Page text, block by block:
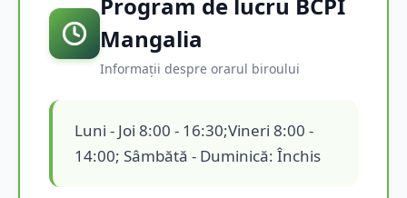
Mangalia
Informații despre orarul biroului
Luni - Joi 8:00 - 16:30;Vineri 8:00 -
14:00; Sâmbătă - Duminică: Închis